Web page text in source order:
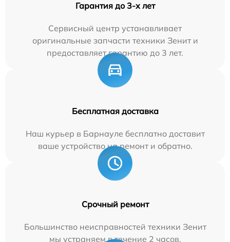
Гарантия до 3-х лет
Сервисный центр устанавливает
оригинальные запчасти техники Зенит и
предоставляет гарантию до 3 лет.
Бесплатная доставка
Наш курьер в Барнауле бесплатно доставит
ваше устройство на ремонт и обратно.
Срочный ремонт
Большинство неисправностей техники Зенит
мы устраняем в течение 2 часов.